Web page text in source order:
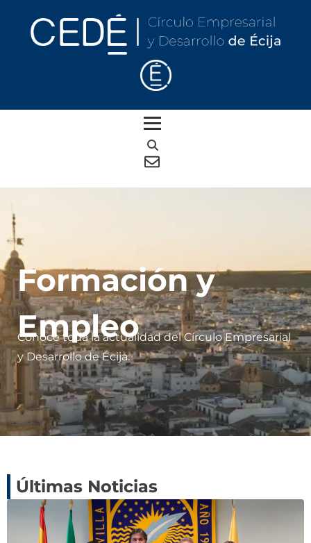
Formación y
Empleo
Conoce toda la actualidad del Círculo Empresarial
y Desarrollo de Écija.
Últimas Noticias